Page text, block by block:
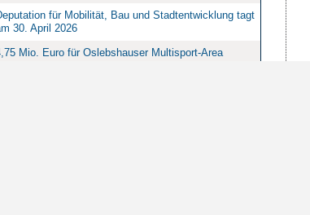
für Mobilität, Bau und Stadtentwicklung tagt
30. April 2026
Mio. Euro für Oslebshauser Multisport-Area